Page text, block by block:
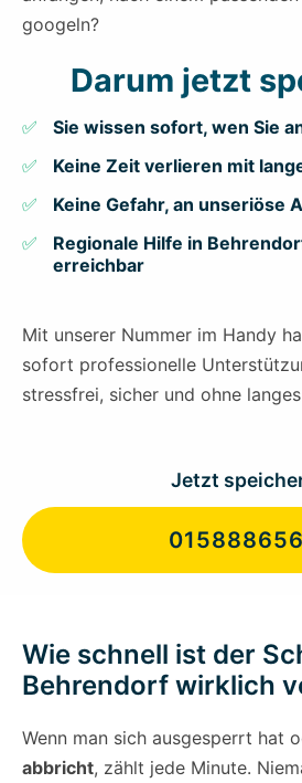
googeln?
Darum jetzt
Sie wissen sofort, wen Sie
Keine Zeit verlieren mit
Keine Gefahr, an unseriöse
Regionale Hilfe in
erreichbar
Mit unserer Nummer im Handy
sofort professionelle
stressfrei, sicher und ohne
Jetzt
Wie schnell ist der
Behrendorf wirklich
Wenn man sich ausgesperrt hat
abbricht, zählt jede Minute.